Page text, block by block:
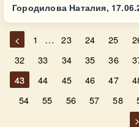
Городилова Наталия,
< 1 … 23 24 25
32
33 34 35 36
43
44 45 46 47
54
55 56 57 58
>